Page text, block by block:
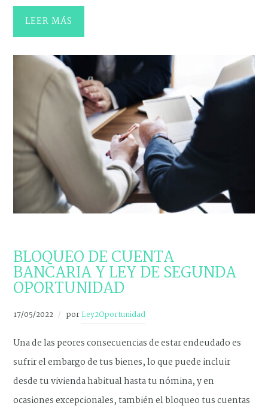
LEER MÁS
BLOQUEO DE CUENTA
BANCARIA Y LEY DE SEGUNDA
OPORTUNIDAD
17/05/2022 porLey2Oportunidad
Una de las peores consecuencias de estar endeudado es
sufrir el embargo de tus bienes, lo que puede incluir
desde tu vivienda habitual hasta tu nómina, y en
ocasiones excepcionales, también el bloqueo tus cuentas